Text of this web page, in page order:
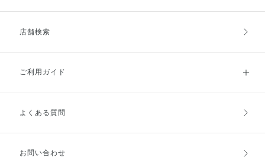
店舗検索
ご利用ガイド
ご利用ガイドトップ
お支払方法
よくある質問
お問い合わせ